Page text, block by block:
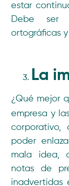
estar
Debe ser
ortográficas
La
¿Qué mejor
empresa y
corporativo,
poder
mala idea,
notas de
inadvertidas